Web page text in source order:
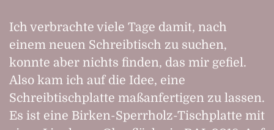
Ich verbrachte viele Tage damit, nach
einem neuen Schreibtisch zu suchen,
konnte aber nichts finden, das mir gefiel.
Also kam ich auf die Idee, eine
Schreibtischplatte maßanfertigen zu lassen.
Es ist eine Birken-Sperrholz-Tischplatte mit